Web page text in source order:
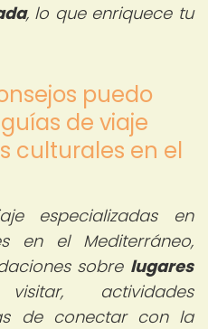
, lo que enriquece tu
puedo
de viaje
culturales en el
especializadas en
en el Mediterráneo,
sobre lugares
actividades
de conectar con la